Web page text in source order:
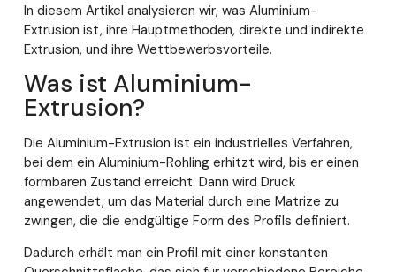
In diesem Artikel analysieren wir, was Aluminium-
Extrusion ist, ihre Hauptmethoden, direkte und indirekte
Extrusion, und ihre Wettbewerbsvorteile.
Was ist Aluminium-
Extrusion?
Die Aluminium-Extrusion ist ein industrielles Verfahren,
bei dem ein Aluminium-Rohling erhitzt wird, bis er einen
formbaren Zustand erreicht. Dann wird Druck
angewendet, um das Material durch eine Matrize zu
zwingen, die die endgültige Form des Profils definiert.
Dadurch erhält man ein Profil mit einer konstanten